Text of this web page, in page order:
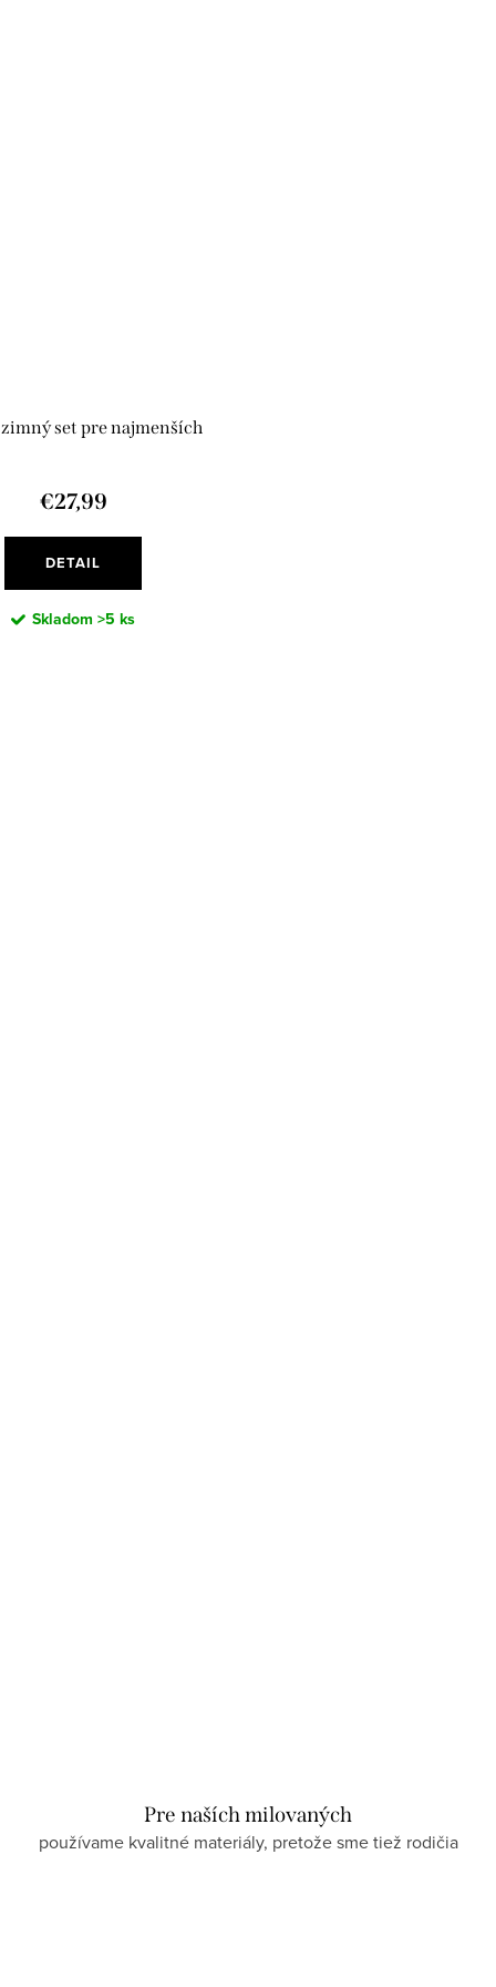
set pre najmenších
€27,99
DETAIL
Skladom >5 ks
Pre naších milovaných
používame kvalitné materiály, pretože sme tiež rodičia